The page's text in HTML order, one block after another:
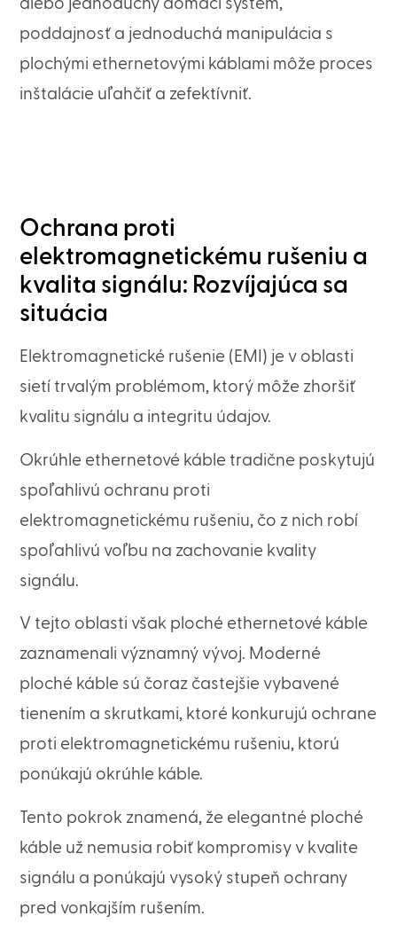
alebo jednoduchý domáci systém,
poddajnosť a jednoduchá manipulácia s
plochými ethernetovými káblami môže proces
inštalácie uľahčiť a zefektívniť.
Ochrana proti
elektromagnetickému rušeniu a
kvalita signálu: Rozvíjajúca sa
situácia
Elektromagnetické rušenie (EMI) je v oblasti
sietí trvalým problémom, ktorý môže zhoršiť
kvalitu signálu a integritu údajov.
Okrúhle ethernetové káble tradične poskytujú
spoľahlivú ochranu proti
elektromagnetickému rušeniu, čo z nich robí
spoľahlivú voľbu na zachovanie kvality
signálu.
V tejto oblasti však ploché ethernetové káble
zaznamenali významný vývoj. Moderné
ploché káble sú čoraz častejšie vybavené
tienením a skrutkami, ktoré konkurujú ochrane
proti elektromagnetickému rušeniu, ktorú
ponúkajú okrúhle káble.
Tento pokrok znamená, že elegantné ploché
káble už nemusia robiť kompromisy v kvalite
signálu a ponúkajú vysoký stupeň ochrany
pred vonkajším rušením.